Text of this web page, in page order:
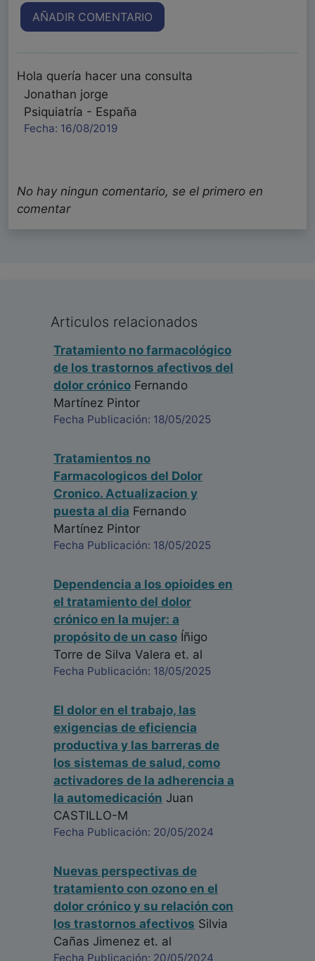
AÑADIR COMENTARIO
Hola quería hacer una consulta
Jonathan jorge
Psiquiatría - España
Fecha: 16/08/2019
No hay ningun comentario, se el primero en
comentar
Articulos relacionados
Tratamiento no farmacológico
de los trastornos afectivos del
dolor crónico Fernando
Martínez Pintor
Fecha Publicación: 18/05/2025
Tratamientos no
Farmacologicos del Dolor
Cronico. Actualizacion y
puesta al dia Fernando
Martínez Pintor
Fecha Publicación: 18/05/2025
Dependencia a los opioides en
el tratamiento del dolor
crónico en la mujer: a
propósito de un caso Íñigo
Torre de Silva Valera et. al
Fecha Publicación: 18/05/2025
El dolor en el trabajo, las
exigencias de eficiencia
productiva y las barreras de
los sistemas de salud, como
activadores de la adherencia a
la automedicación Juan
CASTILLO-M
Fecha Publicación: 20/05/2024
Nuevas perspectivas de
tratamiento con ozono en el
dolor crónico y su relación con
los trastornos afectivos Silvia
Cañas Jimenez et. al
Fecha Publicación: 20/05/2024